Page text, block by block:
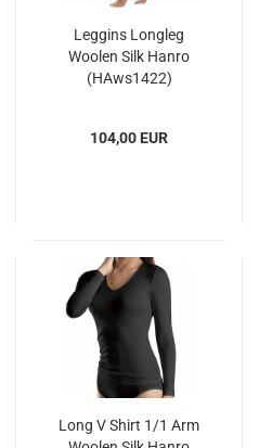
Leggins Longleg
Woolen Silk Hanro
(HAws1422)
104,00 EUR
Long V Shirt 1/1 Arm